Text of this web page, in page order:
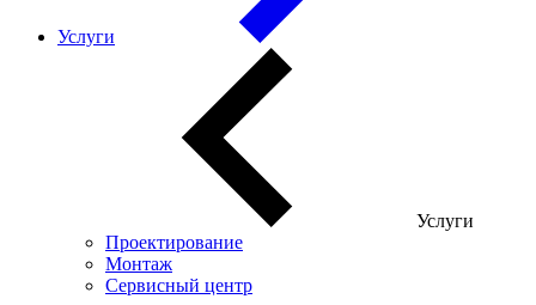
Услуги
Услуги
Проектирование
Монтаж
Сервисный центр